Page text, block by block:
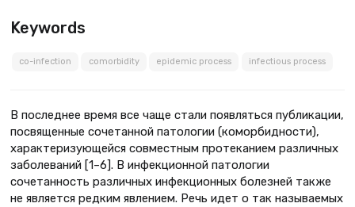
Keywords
co-infection comorbidity epidemic process infectious process
В последнее время все чаще стали появляться публикации,
посвященные сочетанной патологии (коморбидности),
характеризующейся совместным протеканием различных
заболеваний [1–6]. В инфекционной патологии
сочетанность различных инфекционных болезней также
не является редким явлением. Речь идет о так называемых